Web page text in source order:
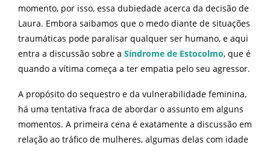
momento, por isso, essa dubiedade acerca da decisão de
Laura. Embora saibamos que o medo diante de situações
traumáticas pode paralisar qualquer ser humano, e aqui
entra a discussão sobre a Síndrome de Estocolmo, que é
quando a vítima começa a ter empatia pelo seu agressor.
A propósito do sequestro e da vulnerabilidade feminina,
há uma tentativa fraca de abordar o assunto em alguns
momentos. A primeira cena é exatamente a discussão em
relação ao tráfico de mulheres, algumas delas com idade